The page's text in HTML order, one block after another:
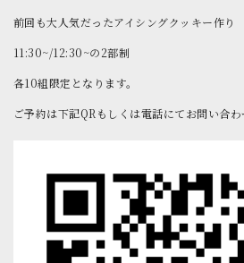
前回も大人気だったアイシングクッキー作り
11:30~/12:30~の2部制
各10組限定となります。
ご予約は下記QRもしくは電話にてお問い合わ